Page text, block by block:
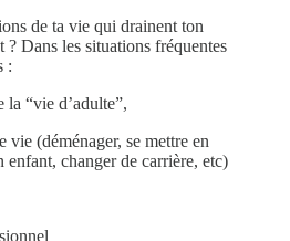
de ta vie qui drainent ton
? Dans les situations fréquentes
:
la “vie d’adulte”,
vie (déménager, se mettre en
enfant, changer de carrière, etc)